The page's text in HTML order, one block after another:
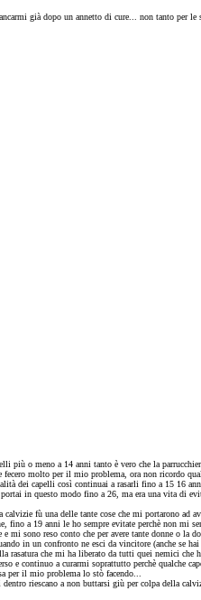
già dopo un annetto di cure... non tanto per
più o meno a 14 anni tanto è vero che la
fecero molto per il mio problema, ora non ricordo
dei capelli così continuai a rasarli fino a 15 16
in questo modo fino a 26, ma era una vita di
fù una delle tante cose che mi portarono ad
a 19 anni le ho sempre evitate perchè non mi
e mi sono reso conto che per avere tante donne
in un confronto ne esci da vincitore (anche se
rasatura che mi ha liberato da tutti quei nemici che
e continuo a curarmi soprattutto perchè qualche
per il mio problema lo stò facendo...
riescano a non buttarsi giù per colpa della